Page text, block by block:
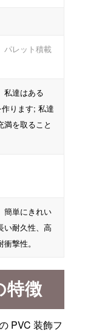
パレット積載
私達はある
ります; 私達
満を取ること
簡単にきれい
い耐久性、高
撃性。
特徴
PVC 装飾フ